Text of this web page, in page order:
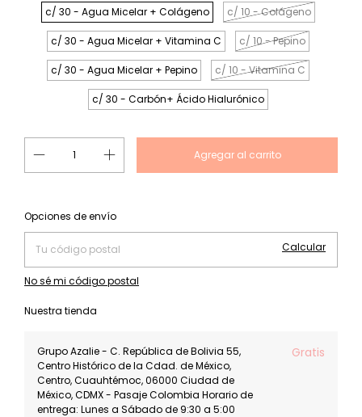
c/ 30 - Agua Micelar + Colágeno c/ 10 - Colágeno
c/ 30 - Agua Micelar + Vitamina C c/ 10 - Pepino
c/ 30 - Agua Micelar + Pepino c/ 10 - Vitamina C
c/ 30 - Carbón+ Ácido Hialurónico
Entregas para el CP:
Opciones de envío
Calcular
No sé mi código postal
Nuestra tienda
Grupo Azalie - C. República de Bolivia 55,
Centro Histórico de la Cdad. de México,
Centro, Cuauhtémoc, 06000 Ciudad de
México, CDMX - Pasaje Colombia Horario de
entrega: Lunes a Sábado de 9:30 a 5:00
Gratis